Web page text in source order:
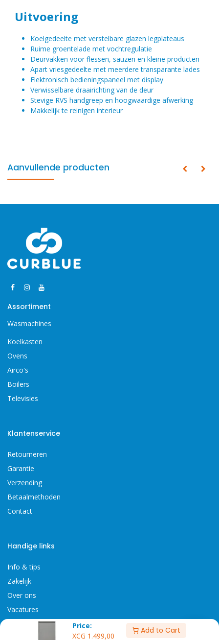
Price:
XCG 1.499,00
Add to Cart
Uitvoering
Koelgedeelte met verstelbare glazen legplateaus
Ruime groentelade met vochtregulatie
Deurvakken voor flessen, sauzen en kleine producten
Apart vriesgedeelte met meerdere transparante lades
Elektronisch bedieningspaneel met display
Verwisselbare draairichting van de deur
Stevige RVS handgreep en hoogwaardige afwerking
Makkelijk te reinigen interieur
Aanvullende producten
Assortiment
Wasmachines
Koelkasten
Ovens
Airco's
Boilers
Televisies
Klantenservice
Retourneren
Garantie
Verzending
Betaalmethoden
Contact
Handige links
Info & tips
Zakelijk
Over ons
Vacatures
Algemene Voorwaarden